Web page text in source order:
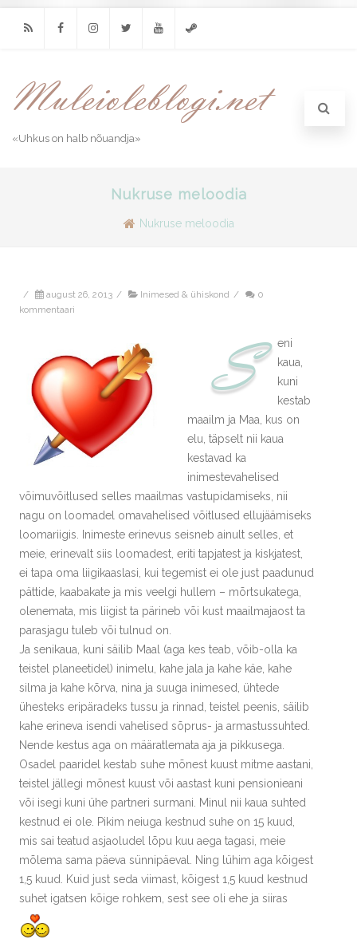
«Uhkus on halb nõuandja»
Nukruse meloodia
Nukruse meloodia
/ august 26, 2013 / Inimesed & ühiskond /
0
kommentaari
S
eni
kaua,
kuni
kestab
maailm ja Maa, kus on
elu, täpselt nii kaua
kestavad ka
inimestevahelised
võimuvõitlused selles maailmas vastupidamiseks, nii
nagu on loomadel omavahelised võitlused ellujäämiseks
loomariigis. Inimeste erinevus seisneb ainult selles, et
meie, erinevalt siis loomadest, eriti tapjatest ja kiskjatest,
ei tapa oma liigikaaslasi, kui tegemist ei ole just paadunud
pättide, kaabakate ja mis veelgi hullem – mõrtsukatega,
olenemata, mis liigist ta pärineb või kust maailmajaost ta
parasjagu tuleb või tulnud on.
Ja senikaua, kuni säilib Maal (aga kes teab, võib-olla ka
teistel planeetidel) inimelu, kahe jala ja kahe käe, kahe
silma ja kahe kõrva, nina ja suuga inimesed, ühtede
ühesteks eripäradeks tussu ja rinnad, teistel peenis, säilib
kahe erineva isendi vahelised sõprus- ja armastussuhted.
Nende kestus aga on määratlemata aja ja pikkusega.
Osadel paaridel kestab suhe mõnest kuust mitme aastani,
teistel jällegi mõnest kuust või aastast kuni pensionieani
või isegi kuni ühe partneri surmani. Minul nii kaua suhted
kestnud ei ole. Pikim neiuga kestnud suhe on 15 kuud,
mis sai teatud asjaoludel lõpu kuu aega tagasi, meie
mõlema sama päeva sünnipäeval. Ning lühim aga kõigest
1,5 kuud. Kuid just seda viimast, kõigest 1,5 kuud kestnud
suhet igatsen kõige rohkem, sest see oli ehe ja siiras